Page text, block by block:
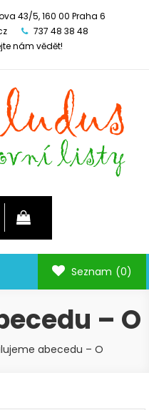
43/5, 160 00 Praha 6
737 48 38 48
nám vědět!
Seznam (0)
– O
abecedu – O